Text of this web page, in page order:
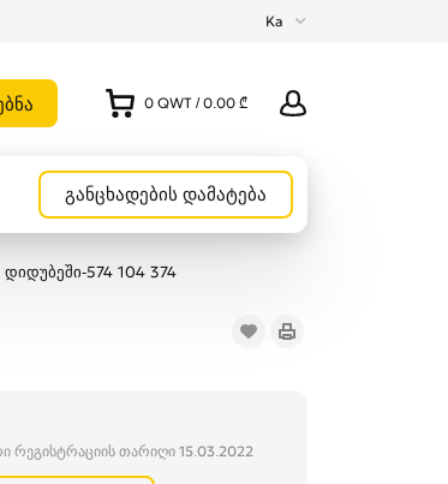
Ka
0 QWT / 0.00 ₾
განცხადების დამატება
დიდუბეში-574 104 374
რეგისტრაციის თარიღი 15.03.2022